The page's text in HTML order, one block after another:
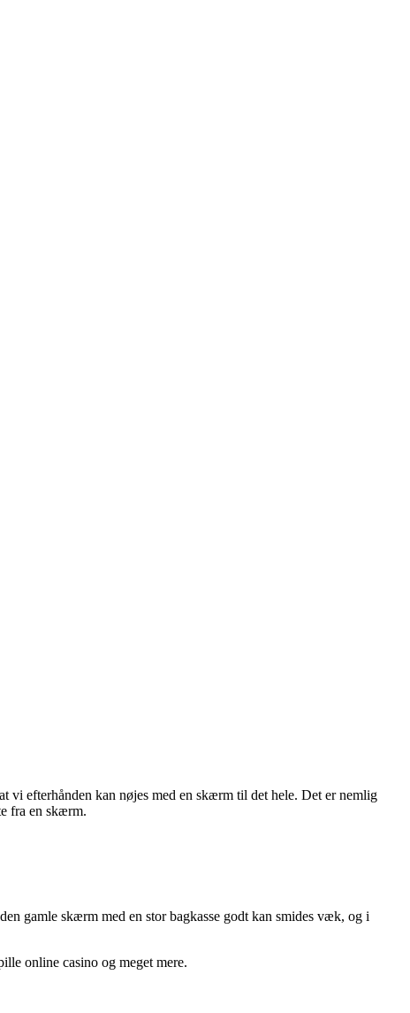
vi efterhånden kan nøjes med en skærm til det hele. Det er nemlig
fra en skærm.
gamle skærm med en stor bagkasse godt kan smides væk, og i
online casino og meget mere.